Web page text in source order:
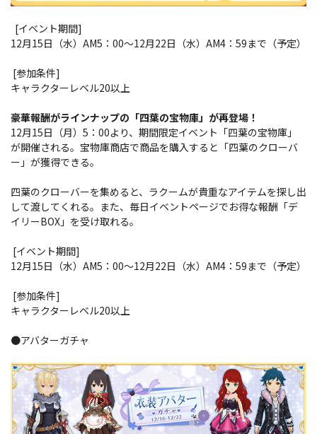
[イベント期間]
12月15日（水）AM5：00～12月22日（水）AM4：59まで（予定）
[参加条件]
キャラクターレベル20以上
豪華報酬がラインナップの「四葉の宝物庫」が再登場！
12月15日（月）5：00より、期間限定イベント「四葉の宝物庫」
が開催される。宝物庫商店で商品を購入すると「四葉のクローバ
ー」が獲得できる。
四葉のクローバーを集めると、ラクームが貴重なアイテムを探し出
して渡してくれる。また、毎日イベントページでお得な報酬「デ
イリーBOX」を受け取れる。
[イベント期間]
12月15日（水）AM5：00～12月22日（水）AM4：59まで（予定）
[参加条件]
キャラクターレベル20以上
●アバターガチャ